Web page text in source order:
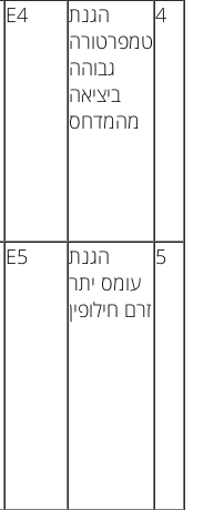
4
הגנת
טמפרטורה
גבוהה
ביציאה
מהמדחס
E4
5
הגנת
עומס יתר
זרם חילופין
E5